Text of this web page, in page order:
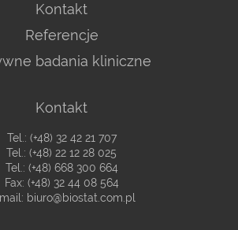
Kontakt
Referencje
badania kliniczne
Kontakt
Tel.: (+48) 32 42 21 707
Tel.: (+48) 22 12 28 025
Tel.: (+48) 668 300 664
Fax: (+48) 32 44 08 564
biuro@biostat.com.pl